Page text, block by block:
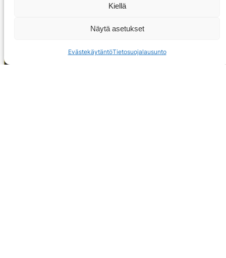
Kiellä
Näytä asetukset
EvästekäytäntöTietosuojalausunto
OTA YHTEYTTÄ